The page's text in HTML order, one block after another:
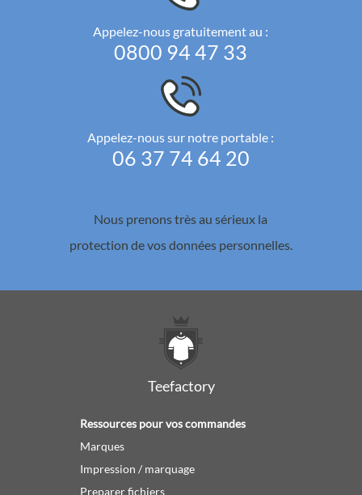
Appelez-nous gratuitement au :
0800 94 47 33
Appelez-nous sur notre portable :
06 37 74 64 20
Nous prenons très au sérieux la
protection de vos données personnelles.
Teefactory
Ressources pour vos commandes
Marques
Impression / marquage
Preparer fichiers